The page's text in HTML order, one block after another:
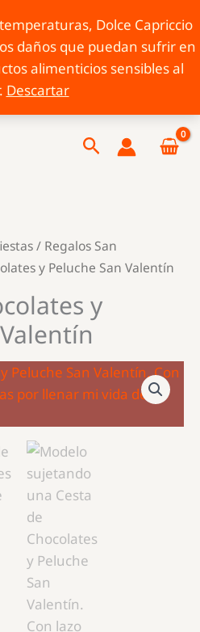
Dolce Capriccio
daños que puedan sufrir en
alimenticios sensibles al
Descartar
Buscar
/ Regalos San
y Peluche San Valentín
y